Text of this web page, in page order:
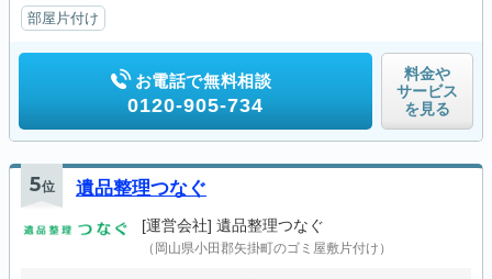
部屋片付け
お電話で無料相談
0120-905-734
料金や
サービス
を見る
5位 遺品整理つなぐ
[運営会社] 遺品整理つなぐ
（岡山県小田郡矢掛町のゴミ屋敷片付け）